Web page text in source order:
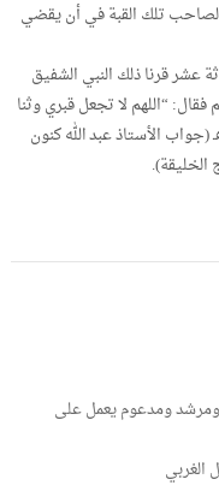
لصاحب تلك القبة في أن يقضي
عشر قرنا ذلك النبي الشفيق
“اللهم لا تجعل قبري وثنا
(جواب الأستاذ عبد الله كنون
الخليقة).
ومرشد ومدعوم يعمل على
الغربي